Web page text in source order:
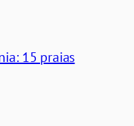
15 praias